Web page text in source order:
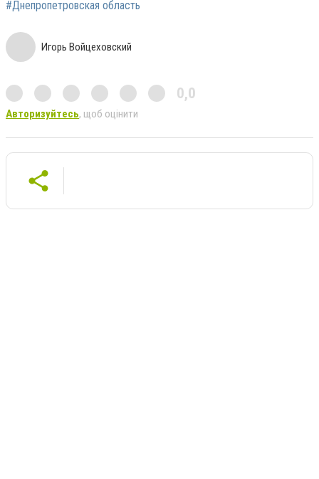
#Днепропетровская область
Игорь Войцеховский
0,0
Авторизуйтесь, щоб оцінити